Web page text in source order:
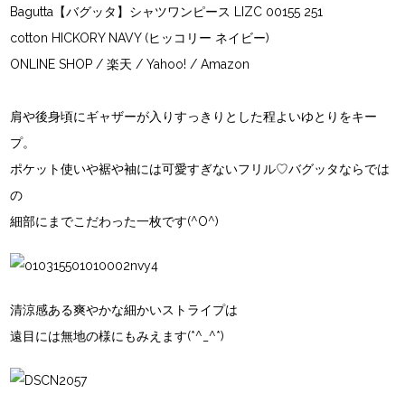
Bagutta【バグッタ】シャツワンピース LIZC 00155 251
cotton HICKORY NAVY (ヒッコリー ネイビー)
ONLINE SHOP /楽天 /Yahoo! / Amazon
肩や後身頃にギャザーが入りすっきりとした程よいゆとりをキー
プ。
ポケット使いや裾や袖には可愛すぎないフリル♡バグッタならでは
の
細部にまでこだわった一枚です(^O^)
清涼感ある爽やかな細かいストライプは
遠目には無地の様にもみえます(*^_^*)